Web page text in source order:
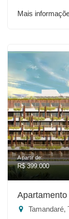
Mais
A partir de:
R$ 399.000
Tamandaré,